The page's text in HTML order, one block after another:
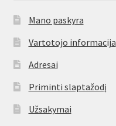
Mano paskyra
Vartotojo informacija
Adresai
Priminti slaptažodį
Užsakymai